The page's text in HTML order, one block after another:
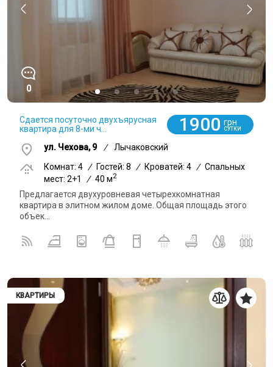
0
Сдается посуточно двухъярусная
квартира для 8-ми ч...
1900 грн
СУТКИ
ул. Чехова, 9 /
Лычаковский
Комнат: 4 / Гостей: 8 / Кроватей: 4 / Спальных
мест: 2+1
/ 40 м2
Предлагается двухуровневая четырехкомнатная
квартира в элитном жилом доме. Общая площадь этого
объек...
КВАРТИРЫ